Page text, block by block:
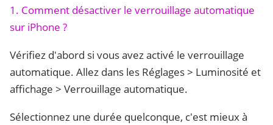
1. Comment désactiver le verrouillage automatique
sur iPhone ?
Vérifiez d'abord si vous avez activé le verrouillage
automatique. Allez dans les Réglages > Luminosité et
affichage > Verrouillage automatique.
Sélectionnez une durée quelconque, c'est mieux à